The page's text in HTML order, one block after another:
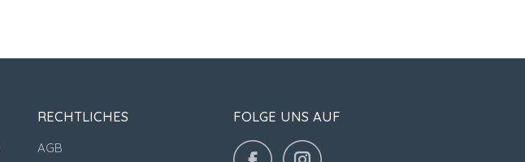
RECHTLICHES
AGB
FOLGE UNS AUF